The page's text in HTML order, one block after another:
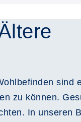
sind
zu können.
In unseren